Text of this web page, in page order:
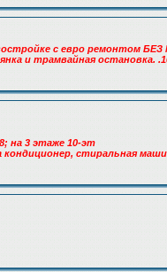
с евро ремонтом
и трамвайная остановка.
на 3 этаже 10-эт
стиральная